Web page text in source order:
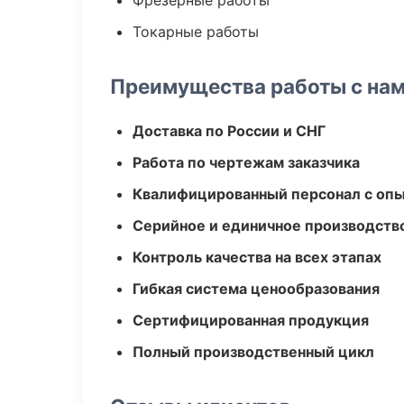
Токарные работы
Преимущества работы с
Доставка по России и СНГ
Работа по чертежам заказчика
Квалифицированный персонал с
Серийное и единичное
Контроль качества на всех этапах
Гибкая система ценообразования
Сертифицированная продукция
Полный производственный цикл